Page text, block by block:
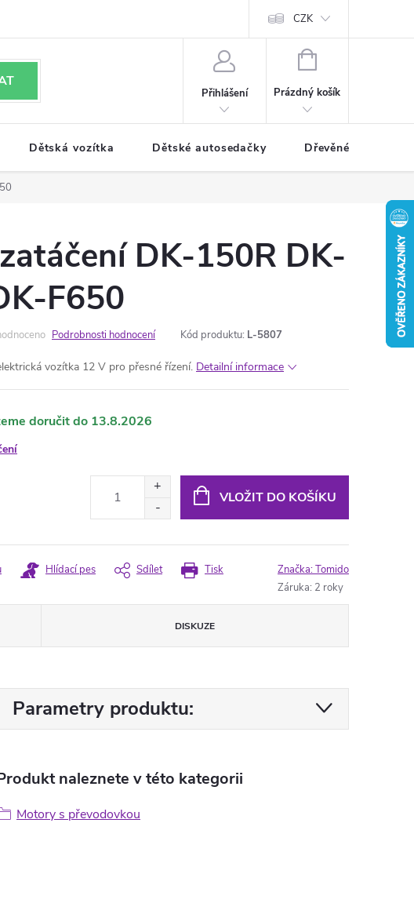
CZK
Přihlášení
NÁKUPNÍ
Prázdný košík
Dětská vozítka Dětské autosedačky Dřevěné hračky
DK-150R DK-
F650
Podrobnosti hodnocení Kód produktu: L-5807
vozítka 12 V pro přesné řízení. Detailní informace
13.8.2026
VLOŽIT DO KOŠÍKU
Tisk
Hlídací pes Sdílet Značka:Tomido
Záruka: 2 roky
DISKUZE
Parametry produktu:
naleznete v této kategorii
Motory s převodovkou